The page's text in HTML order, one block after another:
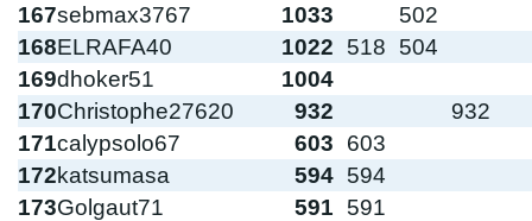
167sebmax3767 1033
502
168ELRAFA40 1022 518
504
169dhoker51
1004
170Christophe27620 932
932
171calypsolo67 603
603
172katsumasa 594 594
173Golgaut71 591
591